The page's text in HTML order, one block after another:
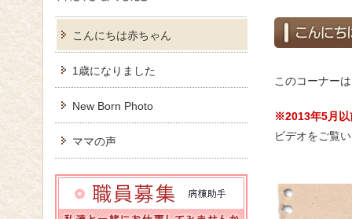
こんにちは赤ちゃん
1歳になりました
New Born Photo
ママの声
このコーナー
※2013年5月以
ビデオをご覧